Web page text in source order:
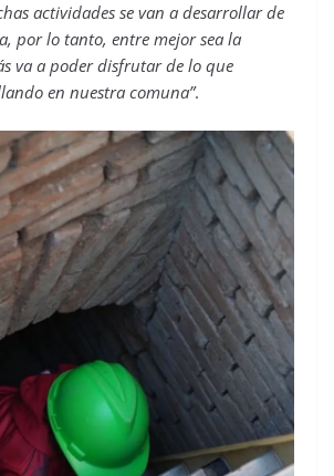
actividades se van a desarrollar de
por lo tanto, entre mejor sea la
va a poder disfrutar de lo que
en nuestra comuna”.